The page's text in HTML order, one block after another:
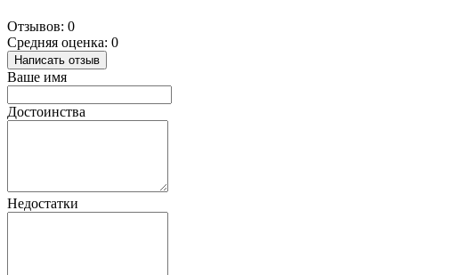
Отзывов: 0
Средняя оценка: 0
Написать отзыв
Ваше имя
Достоинства
Недостатки